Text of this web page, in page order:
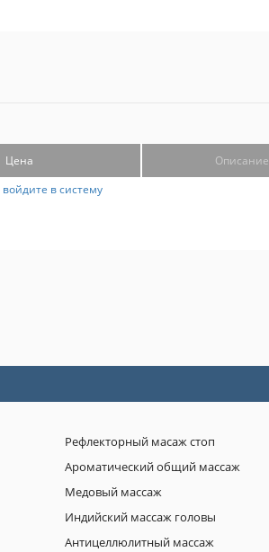
Цена
войдите в систему
Рефлекторный масаж стоп
Ароматический общий массаж
Медовый массаж
Индийский массаж головы
Антицеллюлитный массаж